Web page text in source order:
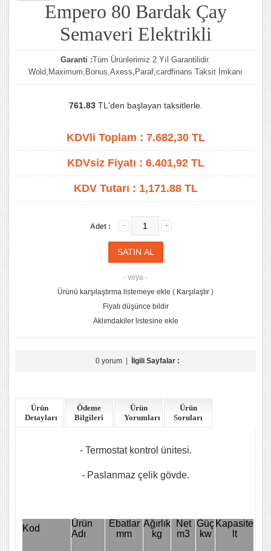
Empero 80 Bardak Çay
Semaveri Elektrikli
Garanti :Tüm Ürünlerimiz 2 Yıl Garantilidir.
Wold,Maximum,Bonus,Axess,Paraf,cardfinans Taksit İmkanı
761.83TL'den başlayan taksitlerle.
KDVli Toplam : 7.682,30TL
KDVsiz Fiyatı : 6.401,92TL
KDV Tutarı : 1,171.88 TL
Adet :
- veya -
Ürünü karşılaştırma listemeye ekle ( Karşılaştır )
Fiyatı düşünce bildir
Aklımdakiler listesine ekle
0 yorum| İlgili Sayfalar :
Ürün
Detayları
Ödeme
Bilgileri
Ürün
Yorumları
Ürün
Soruları
- Termostat kontrol ünitesi.
- Paslanmaz çelik gövde.
Kod
Ürün
Adı
Ebatlar
mm
Ağırlık
kg
Net
m3
Güç
kw
Kapasite
lt